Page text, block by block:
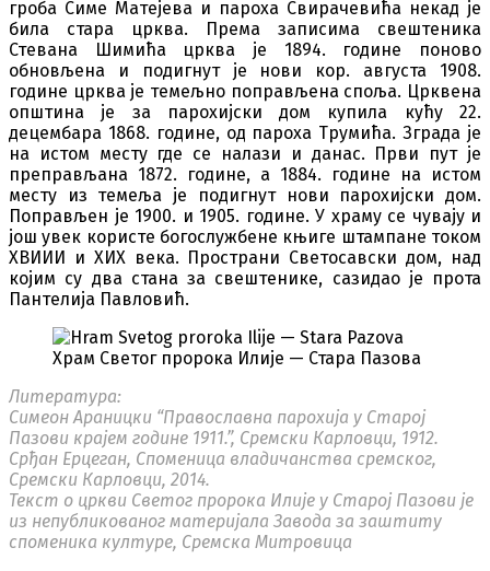
гроба Симе Матејева и пароха Свирачевића некад је
била стара црква. Према записима свештеника
Стевана Шимића црква је 1894. године поново
обновљена и подигнут је нови кор. августа 1908.
године црква је темељно поправљена споља. Црквена
општина је за парохијски дом купила кућу 22.
децембара 1868. године, од пароха Трумића. Зграда је
на истом месту где се налази и данас. Први пут је
преправљана 1872. године, а 1884. године на истом
месту из темеља је подигнут нови парохијски дом.
Поправљен је 1900. и 1905. године. У храму се чувају и
још увек користе богослужбене књиге штампане током
XВИИИ и XИX века. Пространи Светосавски дом, над
којим су два стана за свештенике, сазидао је прота
Пантелија Павловић.
Храм Светог пророка Илије — Стара Пазова
Литература:
Симеон Араницки “Православна парохија у Старој
Пазови крајем године 1911.”, Сремски Карловци, 1912.
Срђан Ерцеган, Споменица владичанства сремског,
Сремски Карловци, 2014.
Текст о цркви Светог пророка Илије у Старој Пазови је
из непубликованог материјала Завода за заштиту
споменика културе, Сремска Митровица